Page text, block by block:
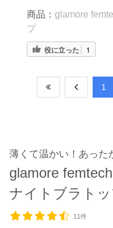
商品： glamore
プ
役に立った 1
​1
薄くて温かい！あった
glamore femtech
ナイトブラト
11件